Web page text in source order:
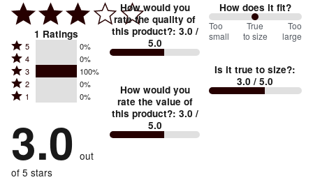
1 Ratings
Rated
5
stars
by
of
reviewers
5 0%
Rated
4
stars
by
of
reviewers
4 0%
Rated
3
stars
100%
of
reviewers
3 100%
Rated
2
by
0%
of
reviewers
2 0%
Rated
stars
by
0%
of
1 0%
3.0 out
of 5 stars
How would you
rate the quality of
this product?: 3.0 /
5.0
How would you
rate the value of
this product?: 3.0 /
5.0
How does it fit?
100
between
small
and
Too
small
True
to size
Too
large
Is it true to size?:
3.0 / 5.0